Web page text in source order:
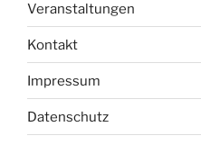
Veranstaltungen
Kontakt
Impressum
Datenschutz